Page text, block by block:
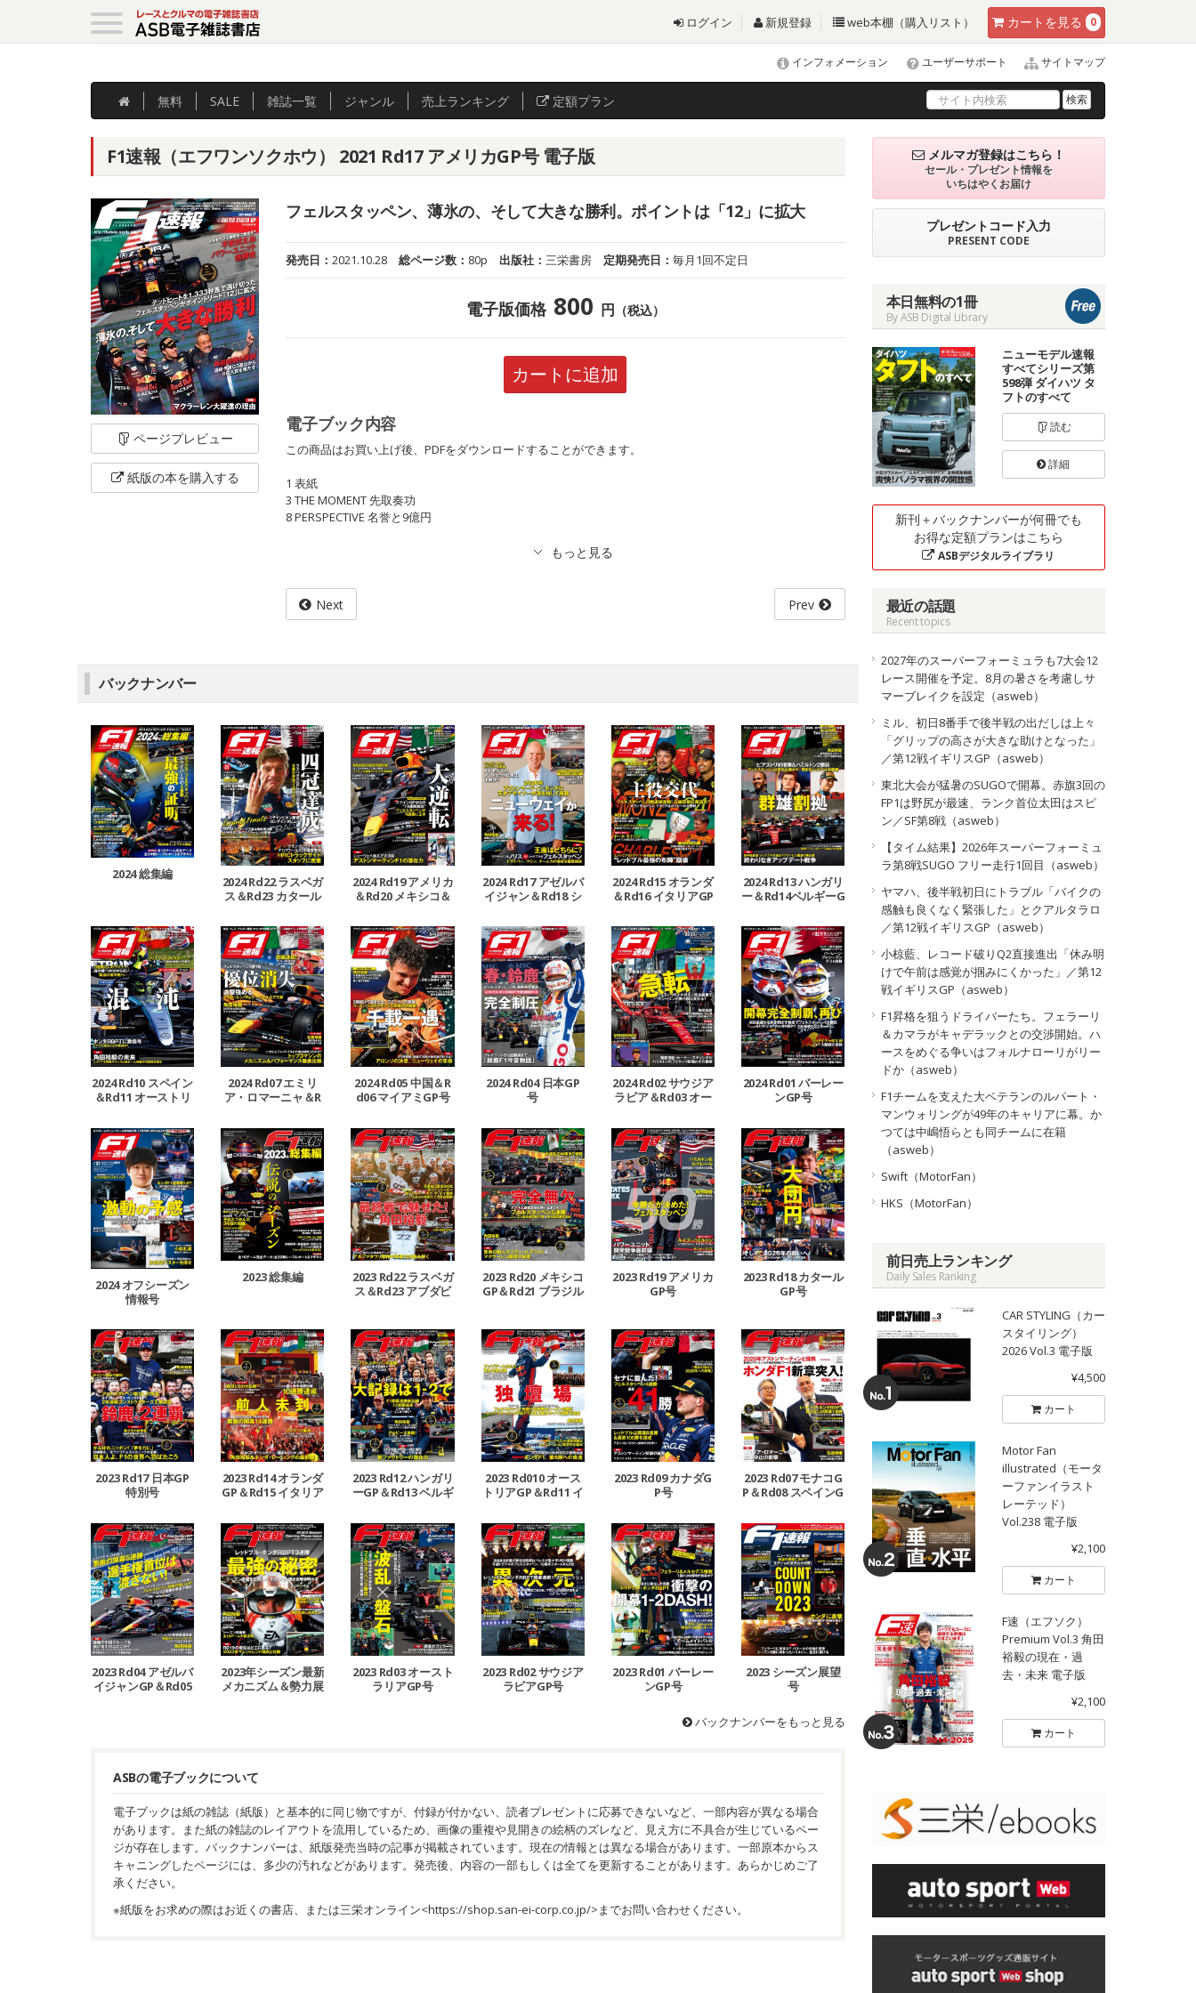
カート を見る 0
ログイン 新規登録 web本棚（購入リスト）
インフォメーション ユーザーサポート サイトマップ
無料 SALE 雑誌一覧 ジャンル 売上ランキング 定額プラン 検索
F1速報（エフワンソクホウ） 2021 Rd17 アメリカGP号 電子版
ページプレビュー
紙版の本を購入する
フェルスタッペン、薄氷の、そして大きな勝利。ポイントは「12」に拡大
発売日：2021.10.28 総ページ数： 80p 出版社：三栄書房 定期発売日：毎月1回不定日
電子版価格 800 円 （税込）
カートに追加
電子ブック内容
この商品はお買い上げ後、PDFをダウンロードすることができます。
1 表紙
3 THE MOMENT 先取奏功
8 PERSPECTIVE 名誉と9億円
Next Prev
バックナンバー
2024 総集編
2024 Rd22 ラスベガ
ス＆Rd23 カタール
号
2024 Rd19 アメリカ
＆Rd20 メキシコ＆
2024 Rd17 アゼルバ
イジャン＆Rd18 シ
2024 Rd15 オランダ
＆Rd16 イタリアGP
2024 Rd13 ハンガリ
ー＆Rd14ベルギーG
2024 Rd10 スペイン
＆Rd11 オーストリ
GP号
2024 Rd07 エミリ
ア・ロマーニャ＆R
カナダGP号
2024 Rd05 中国＆R
d06 マイアミGP号
2024 Rd04 日本GP
号
2024 Rd02 サウジア
ラビア＆Rd03 オー
2024 Rd01 バーレー
ンGP号
2024 オフシーズン
情報号
2023 総集編
2023 Rd22 ラスベガ
ス＆Rd23 アブダビ
2023 Rd20 メキシコ
GP＆Rd21 ブラジル
2023 Rd19 アメリカ
GP号
2023 Rd18 カタール
GP号
2023 Rd17 日本GP
特別号
2023 Rd14 オランダ
GP＆Rd15 イタリア
2023 Rd12 ハンガリ
ーGP＆Rd13 ベルギ
2023 Rd010 オース
トリアGP＆Rd11 イ
2023 Rd09 カナダG
P号
2023 Rd07 モナコG
P＆Rd08 スペインG
2023 Rd04 アゼルバ
イジャンGP＆Rd05
2023年シーズン最新
メカニズム＆勢力展
望号
2023 Rd03 オースト
ラリアGP号
2023 Rd02 サウジア
ラビアGP号
2023 Rd01 バーレー
ンGP号
2023 シーズン展望
号
バックナンバーをもっと見る
ASBの電子ブックについて
電子ブックは紙の雑誌（紙版）と基本的に同じ物ですが、付録が付かない、読者プレゼントに応募できないなど、一部内容が異なる場合
があります。また紙の雑誌のレイアウトを流用しているため、画像の重複や見開きの絵柄のズレなど、見え方に不具合が生じているペー
ジが存在します。バックナンバーは、紙版発売当時の記事が掲載されています。現在の情報とは異なる場合があります。一部原本からス
キャニングしたページには、多少の汚れなどがあります。発売後、内容の一部もしくは全てを更新することがあります。あらかじめご了
承ください。
※紙版をお求めの際はお近くの書店、または三栄オンライン<https://shop.san-ei-corp.co.jp/>までお問い合わせください。
メルマガ登録はこちら！
セール・プレゼント情報を
いちはやくお届け
プレゼントコード入力
PRESENT CODE
本日無料の1冊
By ASB Digital Library
ニューモデル速報
すべてシリーズ第
598弾 ダイハツ タ
フトのすべて
読む
詳細
新刊＋バックナンバーが何冊でも
お得な定額プランはこちら
ASBデジタルライブラリ
最近の話題
Recent topics
2027年のスーパーフォーミュラも7大会12
レース開催を予定。8月の暑さを考慮しサ
マーブレイクを設定（asweb）
ミル、初日8番手で後半戦の出だしは上々
「グリップの高さが大きな助けとなった」
／第12戦イギリスGP（asweb）
東北大会が猛暑のSUGOで開幕。赤旗3回の
FP1は野尻が最速、ランク首位太田はスピ
ン／SF第8戦（asweb）
【タイム結果】2026年スーパーフォーミュ
ラ第8戦SUGO フリー走行1回目（asweb）
ヤマハ、後半戦初日にトラブル「バイクの
感触も良くなく緊張した」とクアルタラロ
／第12戦イギリスGP（asweb）
小椋藍、レコード破りQ2直接進出「休み明
けで午前は感覚が掴みにくかった」／第12
戦イギリスGP（asweb）
F1昇格を狙うドライバーたち。フェラーリ
＆カマラがキャデラックとの交渉開始。ハ
ースをめぐる争いはフォルナローリがリー
ドか（asweb）
F1チームを支えた大ベテランのルパート・
マンウォリングが49年のキャリアに幕。か
つては中嶋悟らとも同チームに在籍
（asweb）
Swift（MotorFan）
HKS（MotorFan）
前日売上ランキング
Daily Sales Ranking
CAR STYLING（カー
スタイリング）
2026 Vol.3 電子版
¥4,500
カート
Motor Fan
illustrated（モータ
ーファンイラスト
レーテッド）
Vol.238 電子版
¥2,100
カート
F速（エフソク）
Premium Vol.3 角田
裕毅の現在・過
去・未来 電子版
¥2,100
カート